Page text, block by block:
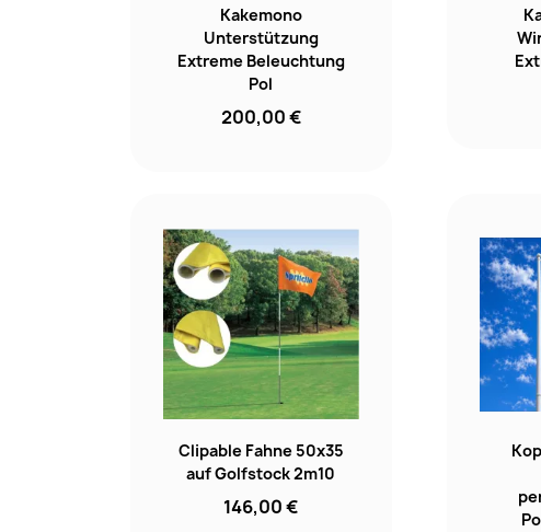
Kakemono
Unterstützung
Extreme Beleuchtung
Pol
200,00 €
Clipable Fahne 50x35
auf Golfstock 2m10
146,00 €